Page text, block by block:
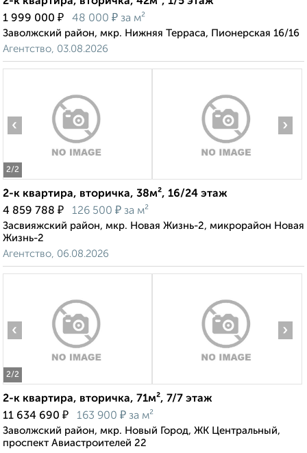
1 999 000 ₽ 48 000 ₽ за м²
Заволжский район, мкр. Нижняя Терраса, Пионерская 16/16
Агентство, 03.08.2026
2/2
‹ ›
2-к квартира, вторичка, 38м², 16/24 этаж
4 859 788 ₽ 126 500 ₽ за м²
Засвияжский район, мкр. Новая Жизнь-2, микрорайон Новая
Жизнь-2
Агентство, 06.08.2026
2/2
‹ ›
2-к квартира, вторичка, 71м², 7/7 этаж
11 634 690 ₽ 163 900 ₽ за м²
Заволжский район, мкр. Новый Город, ЖК Центральный,
проспект Авиастроителей 22